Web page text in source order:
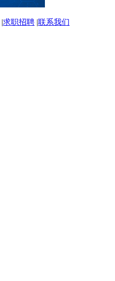
|求职招聘 |联系我们